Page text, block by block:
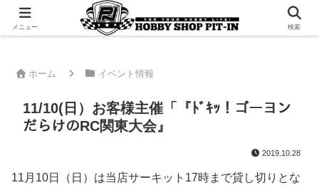
千葉県君津市でラジコンやプラモデルを販売。 ピットインのウェブサイトです
ホーム イベント情報
11/10(日）お客様主催「『ﾄﾞｷｯ！ゴーヨン
だらけのRC関東大会』
2019.10.28
11月10日（日）は当店サーキット17時まで貸し切りとな
メニュー 検索